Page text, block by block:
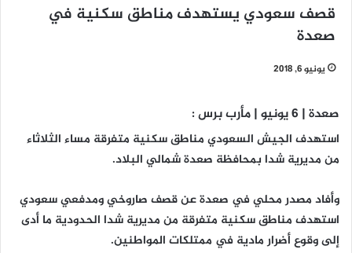
قصف سعودي يستهدف مناطق سكنية في
صعدة
يونيو 6, 2018
صعدة | 6 يونيو | مأرب برس :
استهدف الجيش السعودي مناطق سكنية متفرقة مساء الثلاثاء
من مديرية شدا بمحافظة صعدة شمالي البلاد.
وأفاد مصدر محلي في صعدة عن قصف صاروخي ومدفعي سعودي
استهدف مناطق سكنية متفرقة من مديرية شدا الحدودية ما أدى
إلى وقوع أضرار مادية في ممتلكات المواطنين.